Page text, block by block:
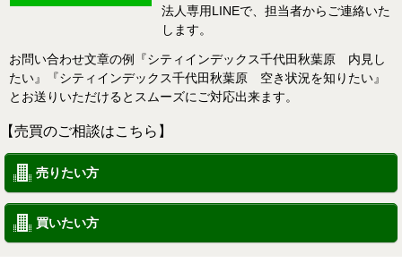
法人専用LINEで、担当者からご連絡いた
します。
お問い合わせ文章の例『シティインデックス千代田秋葉原 内見し
たい』『シティインデックス千代田秋葉原 空き状況を知りたい』
とお送りいただけるとスムーズにご対応出来ます。
【売買のご相談はこちら】
売りたい方
買いたい方